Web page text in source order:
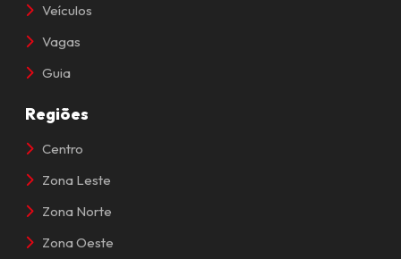
Veículos
Vagas
Guia
Regiões
Centro
Zona Leste
Zona Norte
Zona Oeste